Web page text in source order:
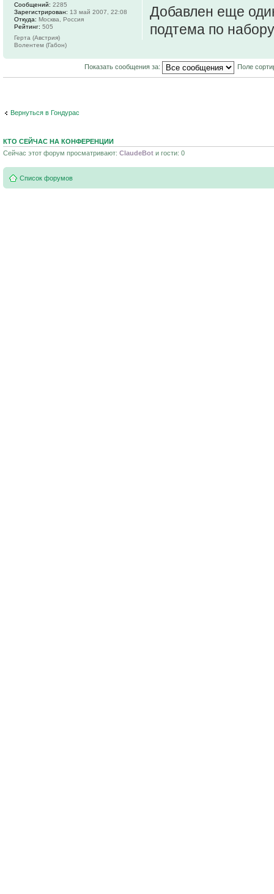
Добавлен еще
подтема по
Сообщений: 2285
Зарегистрирован: 13 май 2007, 22:08
Откуда: Москва, Россия
Рейтинг: 505
Герта (Австрия)
Волентем (Габон)
Показать сообщения за: Поле
Вернуться в Гондурас
КТО СЕЙЧАС НА КОНФЕРЕНЦИИ
Сейчас этот форум просматривают: ClaudeBot и гости: 0
Список форумов